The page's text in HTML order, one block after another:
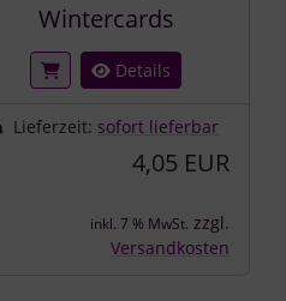
Wintercards
Details
Lieferzeit: sofort lieferbar
4,05 EUR
inkl. 7 % MwSt. zzgl.
Versandkosten